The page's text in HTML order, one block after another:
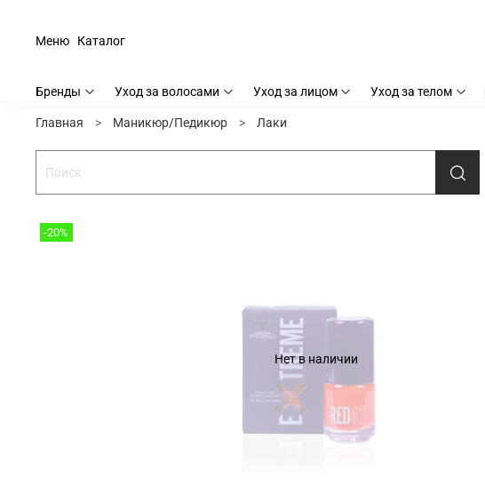
Каталог
Меню
Бренды Уход за волосами Уход за лицом Уход за телом
Главная Маникюр/Педикюр Лаки
Нет в наличии
-20%